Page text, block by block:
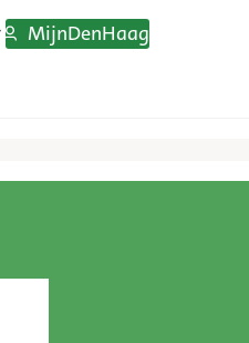
MijnDenHaag